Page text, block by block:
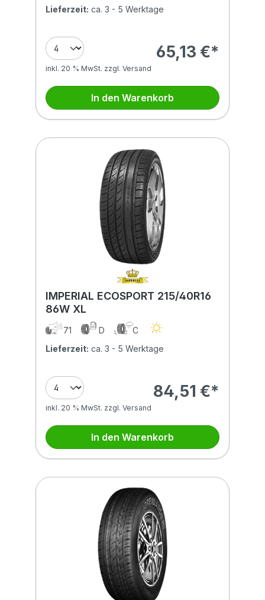
Lieferzeit: ca. 3 - 5 Werktage
65,13 €*
inkl. 20 % MwSt. zzgl. Versand
In den Warenkorb
IMPERIAL ECOSPORT 215/40R16
86W XL
71 D
C
Lieferzeit: ca. 3 - 5 Werktage
84,51 €*
inkl. 20 % MwSt. zzgl. Versand
In den Warenkorb